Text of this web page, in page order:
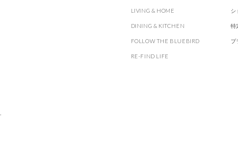
LIVING & HOME
DINING & KITCHEN
FOLLOW THE BLUEBIRD
RE-FIND LIFE
シ
特
プ